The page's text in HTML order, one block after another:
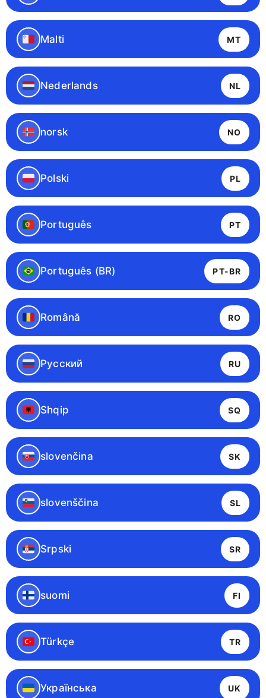
Malti MT
Nederlands NL
norsk NO
Polski PL
Português PT
Português (BR) PT-BR
Română RO
Русский RU
Shqip SQ
slovenčina SK
slovenščina SL
Srpski SR
suomi FI
Türkçe TR
Українська UK